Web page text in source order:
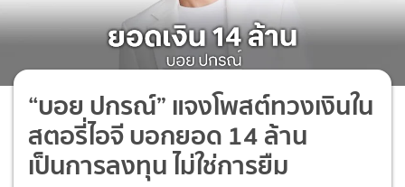
“บอย ปกรณ์” แจงโพสต์ทวงเงินใน
สตอรี่ไอจี บอกยอด 14 ล้าน
เป็นการลงทุน ไม่ใช่การยืม